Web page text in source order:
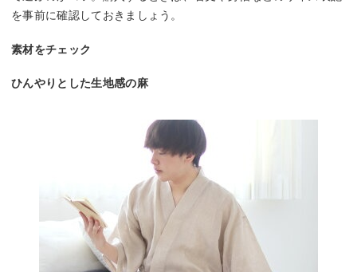
を事前に確認しておきましょう。
素材をチェック
ひんやりとした生地感の麻